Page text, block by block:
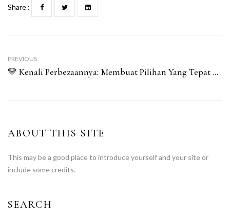
ABOUT THIS SITE
This may be a good place to introduce yourself and your site or
include some credits.
SEARCH
Share :
PREVIOUS
💛 Kenali Perbezaannya: Membuat Pilihan Yang Tepat Mengikut Matlamat Anda.